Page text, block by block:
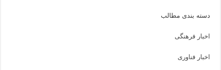
دسته بندی مطالب
اخبار فرهنگی
اخبار فناوری